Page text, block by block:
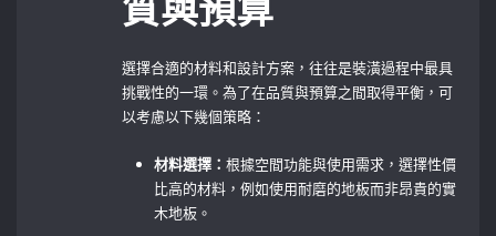
質與預算
選擇合適的材料和設計方案，往往是裝潢過程中最具
挑戰性的一環。為了在品質與預算之間取得平衡，可
以考慮以下幾個策略：
材料選擇：根據空間功能與使用需求，選擇性價
比高的材料，例如使用耐磨的地板而非昂貴的實
木地板。